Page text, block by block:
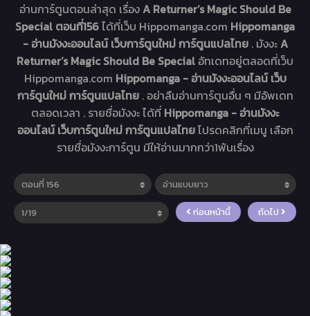
อ่านการ์ตูนตอนล่าสุด เรื่องA Returner’s Magic Should Be
Special ตอนที่156ได้ที่เว็บ Hippomanga.com Hippomanga
- อ่านมังงะออนไลน์ เว็บการ์ตูนใหม่ การ์ตูนแปลไทย . มังงะA
Returner’s Magic Should Be Special อัทเดทอยู่ตลอดที่เว็บ
Hippomanga.com Hippomanga - อ่านมังงะออนไลน์ เว็บ
การ์ตูนใหม่ การ์ตูนแปลไทย . อย่าลืมอ่านการ์ตูนอื่น ๆ มีอัพเดท
ตลอดเวลา . รายชื่อมังงะ ได้ที่ Hippomanga - อ่านมังงะ
ออนไลน์ เว็บการ์ตูนใหม่ การ์ตูนแปลไทยโปรดคลิกที่เมนู เลือก
รายชื่อมังงะการ์ตูน มีให้อ่านมากกว่า1พันเรื่อง
ก่อนหน้านี้ ถัดไป